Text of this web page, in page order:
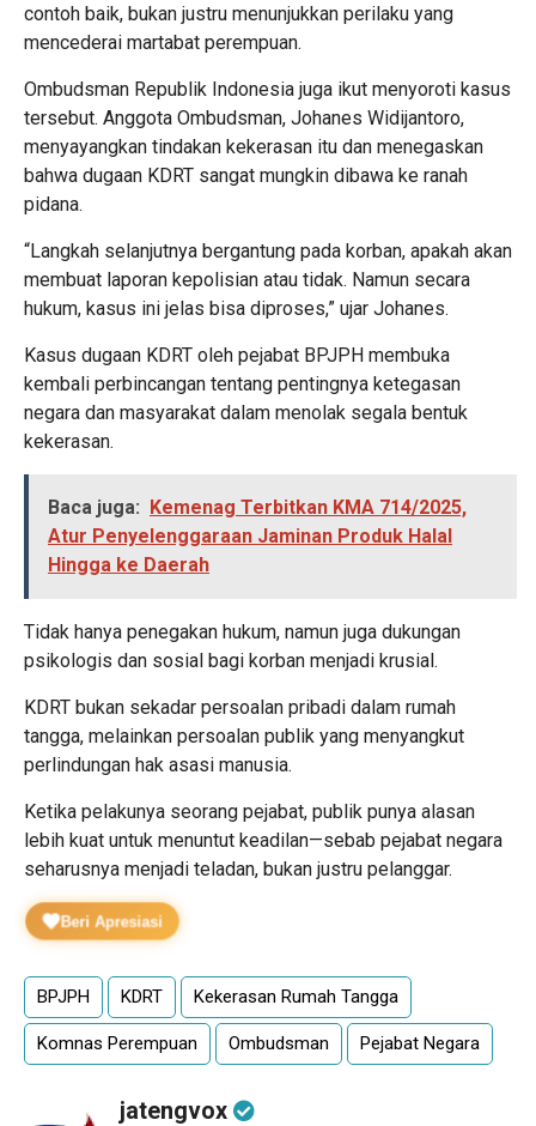
contoh baik, bukan justru menunjukkan perilaku yang
mencederai martabat perempuan.
Ombudsman Republik Indonesia juga ikut menyoroti kasus
tersebut. Anggota Ombudsman, Johanes Widijantoro,
menyayangkan tindakan kekerasan itu dan menegaskan
bahwa dugaan KDRT sangat mungkin dibawa ke ranah
pidana.
“Langkah selanjutnya bergantung pada korban, apakah akan
membuat laporan kepolisian atau tidak. Namun secara
hukum, kasus ini jelas bisa diproses,” ujar Johanes.
Kasus dugaan KDRT oleh pejabat BPJPH membuka
kembali perbincangan tentang pentingnya ketegasan
negara dan masyarakat dalam menolak segala bentuk
kekerasan.
Baca juga: Kemenag Terbitkan KMA 714/2025,
Atur Penyelenggaraan Jaminan Produk Halal
Hingga ke Daerah
Tidak hanya penegakan hukum, namun juga dukungan
psikologis dan sosial bagi korban menjadi krusial.
KDRT bukan sekadar persoalan pribadi dalam rumah
tangga, melainkan persoalan publik yang menyangkut
perlindungan hak asasi manusia.
Ketika pelakunya seorang pejabat, publik punya alasan
lebih kuat untuk menuntut keadilan—sebab pejabat negara
seharusnya menjadi teladan, bukan justru pelanggar.
Beri Apresiasi
BPJPH KDRT Kekerasan Rumah Tangga
Komnas Perempuan Ombudsman Pejabat Negara
jatengvox